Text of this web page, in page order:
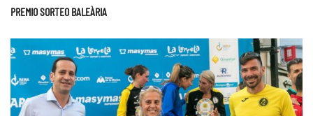
PREMIO SORTEO BALEÀRIA